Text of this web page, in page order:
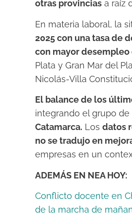
otras provincias a raíz
En materia laboral, la
2025 con una tasa de
con mayor desempleo
Plata y Gran Mar del
Nicolás-Villa
El balance de los
integrando el grupo
Catamarca. Los datos
no se tradujo en
empresas en un
ADEMÁS EN NEA HOY:
Conflicto docente en
de la marcha de